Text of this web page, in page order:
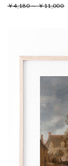
￥4,180 ～ ￥11,000